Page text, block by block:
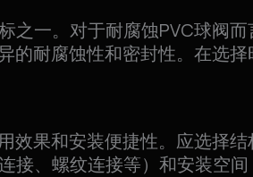
之一。对于耐腐蚀PVC球阀
的耐腐蚀性和密封性。在选
效果和安装便捷性。应选择
接、螺纹连接等）和安装空